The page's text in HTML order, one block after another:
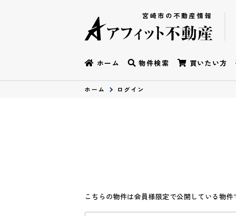
宮崎市の不動産情報
ホーム 物件検索 買いたい方
ホーム ログイン
こちらの物件は会員様限定で公開している物